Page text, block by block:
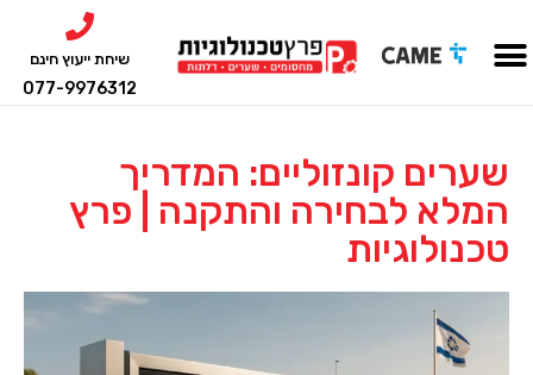
שיחת ייעוץ חינם
077-9976312
שערים קונזוליים: המדריך
המלא לבחירה והתקנה | פרץ
טכנולוגיות